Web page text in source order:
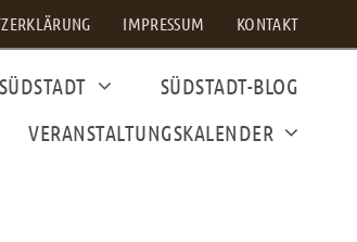
IMPRESSUM KONTAKT
SÜDSTADT-BLOG
VERANSTALTUNGSKALENDER